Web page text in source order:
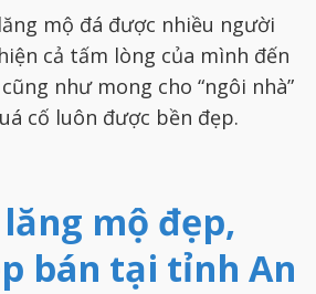
mộ đá được nhiều người
cả tấm lòng của mình đến
như mong cho “ngôi nhà”
cố luôn được bền đẹp.
mộ đẹp,
bán tại tỉnh An